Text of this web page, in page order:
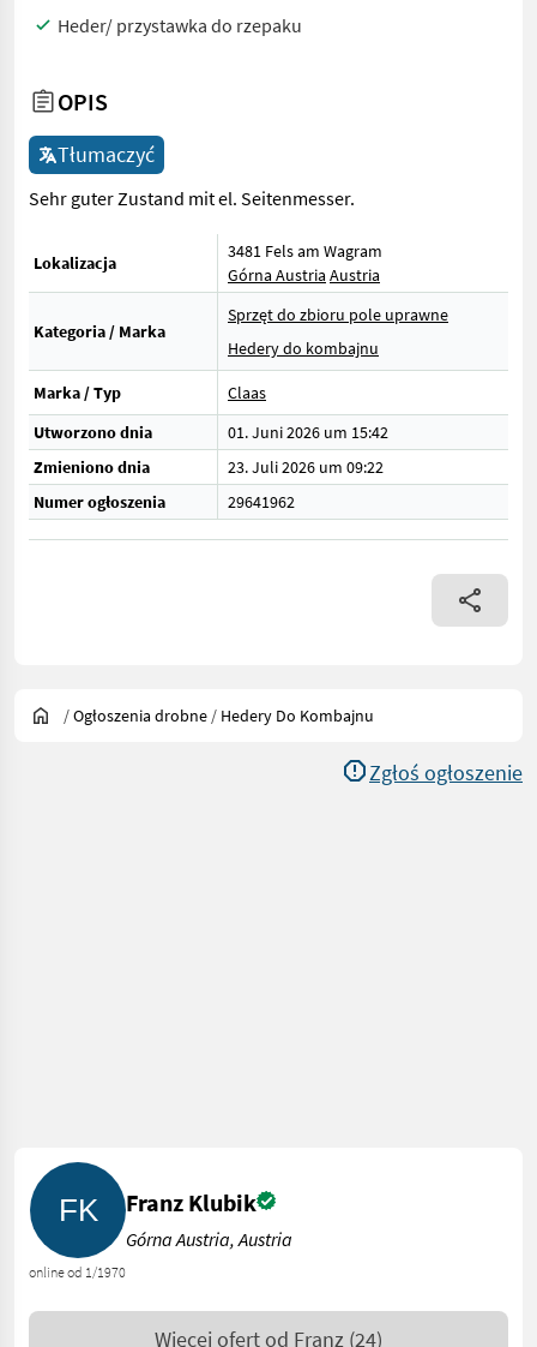
Heder/ przystawka do rzepaku
OPIS
Tłumaczyć
Sehr guter Zustand mit el. Seitenmesser.
Lokalizacja
3481 Fels am Wagram
Górna Austria Austria
Kategoria / Marka
Sprzęt do zbioru pole uprawne
Hedery do kombajnu
Marka / Typ
Claas
Utworzono dnia
01. Juni 2026 um 15:42
Zmieniono dnia
23. Juli 2026 um 09:22
Numer ogłoszenia
29641962
/Ogłoszenia drobne / Hedery Do Kombajnu
Zgłoś ogłoszenie
online od 1/1970
Franz Klubik
Górna Austria, Austria
Więcej ofert od Franz (24)